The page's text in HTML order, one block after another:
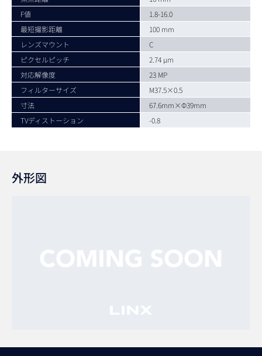
F値
1.8-16.0
最短撮影距離
100 mm
レンズマウント
C
ピクセルピッチ
2.74 µm
対応解像度
23 MP
フィルターサイズ
M37.5×0.5
寸法
67.6mm×Φ39mm
TVディストーション
-0.8
外形図